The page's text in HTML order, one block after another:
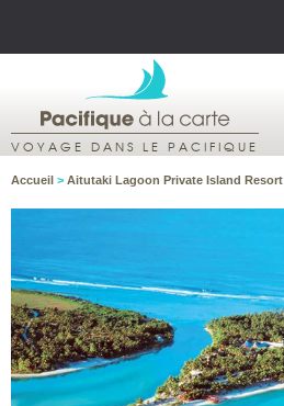
VOYAGE DANS LE PACIFIQUE
Accueil > Aitutaki Lagoon Private Island Resort